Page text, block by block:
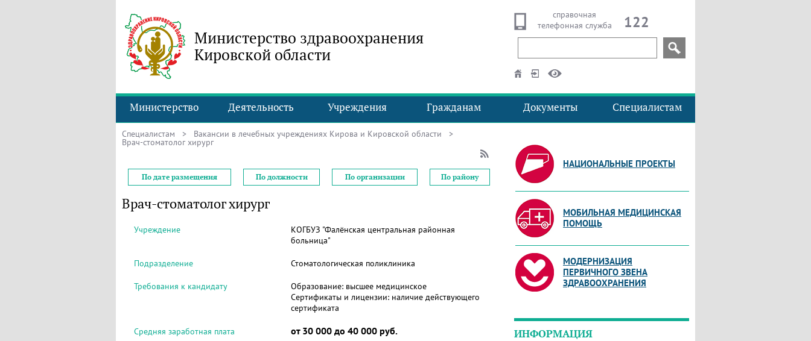
Министерство здравоохранения
Кировской области
справочная
телефонная служба
122
Министерство Деятельность Учреждения Гражданам Документы Специалистам
Специалистам > Вакансии в лечебных учреждениях Кирова и Кировской области >
Врач-стоматолог хирург
По дате размещения По должности По организации По району
Врач-стоматолог хирург
Учреждение
КОГБУЗ "Фалёнская центральная районная
больница"
Подразделение Стоматологическая поликлиника
Требования к кандидату Образование: высшее медицинское
Сертификаты и лицензии: наличие действующего
сертификата
Средняя заработная плата от 30 000 до 40 000 руб.
НАЦИОНАЛЬНЫЕ ПРОЕКТЫ
МОБИЛЬНАЯ МЕДИЦИНСКАЯ
ПОМОЩЬ
МОДЕРНИЗАЦИЯ
ПЕРВИЧНОГО ЗВЕНА
ЗДРАВООХРАНЕНИЯ
ИНФОРМАЦИЯ